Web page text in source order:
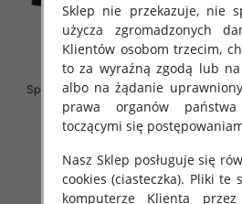
Spodnie męskie jeans Roz 31-40,
1 Kolor .Paczka 10 szt
55.00 zł
szczegóły
Sklep nie przekazuje, nie
użycza zgromadzonych
Klientów osobom trzecim,
to za wyraźną zgodą lub
albo na żądanie
prawa organów
toczącymi się
Nasz Sklep posługuje się
cookies (ciasteczka). Pliki te
komputerze Klienta